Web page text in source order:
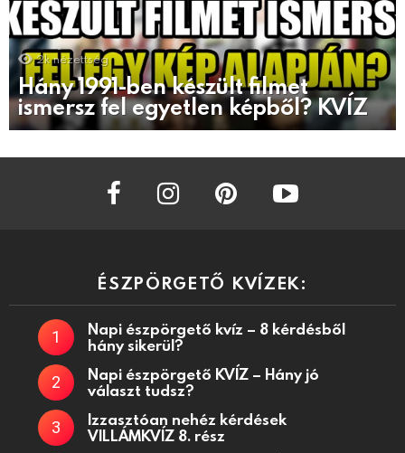
2k nézettség
Hány 1991-ben készült filmet
ismersz fel egyetlen képből? KVÍZ
facebook instagram
ÉSZPÖRGETŐ KVÍZEK:
Napi észpörgető kvíz – 8 kérdésből
hány sikerül?
Napi észpörgető KVÍZ – Hány jó
választ tudsz?
Izzasztóan nehéz kérdések
VILLÁMKVÍZ 8. rész